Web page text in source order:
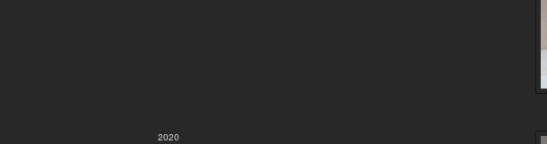
2020